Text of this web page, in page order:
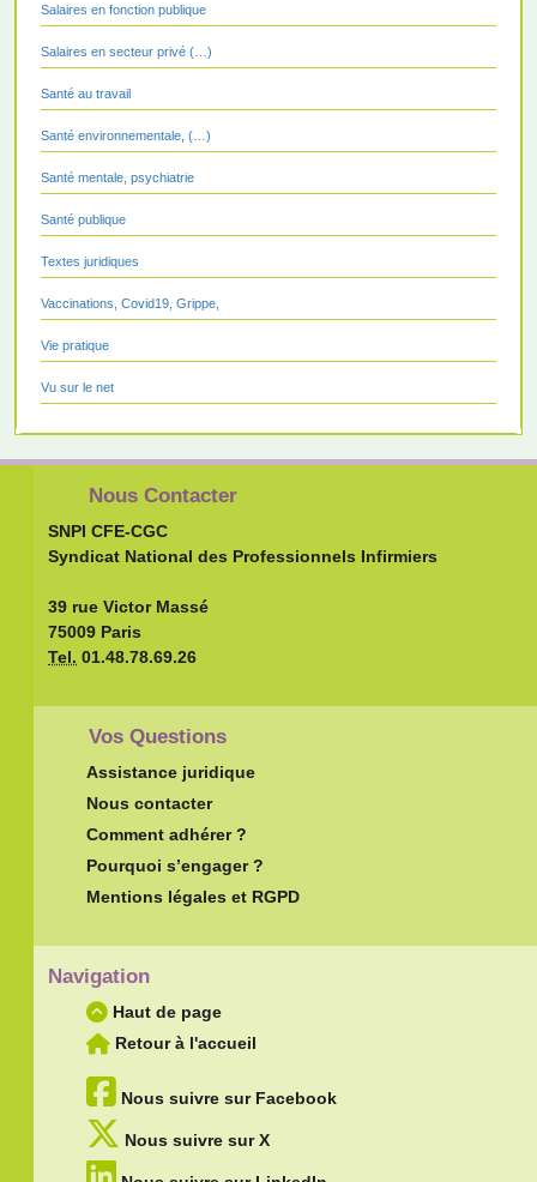
Salaires en fonction publique
Salaires en secteur privé (…)
Santé au travail
Santé environnementale, (…)
Santé mentale, psychiatrie
Santé publique
Textes juridiques
Vaccinations, Covid19, Grippe,
Vie pratique
Vu sur le net
Nous Contacter
SNPI CFE-CGC
Syndicat National des Professionnels Infirmiers
39 rue Victor Massé
75009 Paris
Tel. 01.48.78.69.26
Vos Questions
Assistance juridique
Nous contacter
Comment adhérer ?
Pourquoi s’engager ?
Mentions légales et RGPD
Navigation
Haut de page
Retour à l'accueil
Nous suivre sur Facebook
Nous suivre sur X